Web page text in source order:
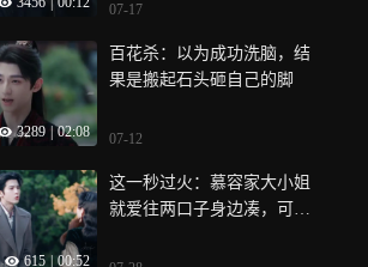
07-17
3289 02:08
百花杀：以为成功洗脑，结
果是搬起石头砸自己的脚
07-12
615 00:52
这一秒过火：慕容家大小姐
就爱往两口子身边凑，可次
长记性